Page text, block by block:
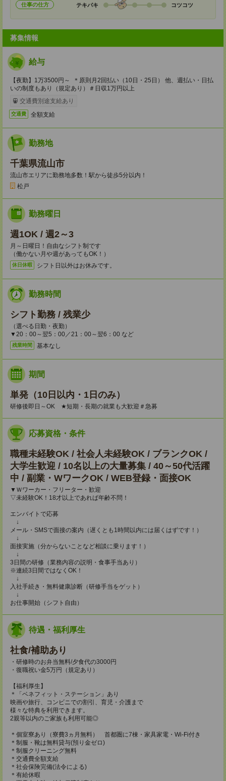
仕事の仕方 テキパキ コツコツ
募集情報
給与
【夜勤】1万3500円～ ＊原則月2回払い（10日・25日） 他、週払い・日払
いの制度もあり（規定あり）＃日収1万円以上
交通費別途支給あり
交通費 全額支給
勤務地
千葉県流山市
流山市エリアに勤務地多数！駅から徒歩5分以内！
松戸
勤務曜日
週1OK / 週2～3
月～日曜日！自由なシフト制です
（働かない月や週があってもOK！）
休日休暇 シフト日以外はお休みです。
勤務時間
シフト勤務 / 残業少
（選べる日勤・夜勤）
▼20：00～翌5：00／21：00～翌6：00 など
残業時間 基本なし
期間
単発（10日以内・1日のみ）
研修後即日～OK ★短期・長期の就業も大歓迎＃急募
応募資格・条件
職種未経験OK / 社会人未経験OK / ブランクOK /
大学生歓迎 / 10名以上の大量募集 / 40～50代活躍
中 / 副業・WワークOK / WEB登録・面接OK
▼Ｗワーカー・フリーター・歓迎
▽未経験OK！18才以上であれば年齢不問！
エンバイトで応募
↓
メール・SMSで面接の案内（遅くとも1時間以内には届くはずです！）
↓
面接実施（分からないことなど相談に乗ります！）
↓
3日間の研修（業務内容の説明・食事手当あり）
※連続3日間ではなくOK！
↓
入社手続き・無料健康診断（研修手当をゲット）
↓
お仕事開始（シフト自由）
待遇・福利厚生
社食/補助あり
・研修時のお弁当無料/夕食代の3000円
・復職祝い金5万円（規定あり）
【福利厚生】
＊「ベネフィット・ステーション」あり
映画や旅行、コンビニでの割引、育児・介護まで
様々な特典を利用できます。
2親等以内のご家族も利用可能◎
＊個室寮あり（寮費3ヵ月無料） 首都圏に7棟・家具家電・Wi-Fi付き
＊制服・靴は無料貸与(預り金ゼロ)
＊制服クリーニング無料
＊交通費全額支給
＊社会保険完備(法令による)
＊有給休暇